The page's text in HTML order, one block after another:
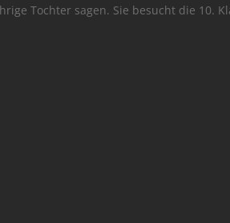
Tochter sagen. Sie besucht die 10.